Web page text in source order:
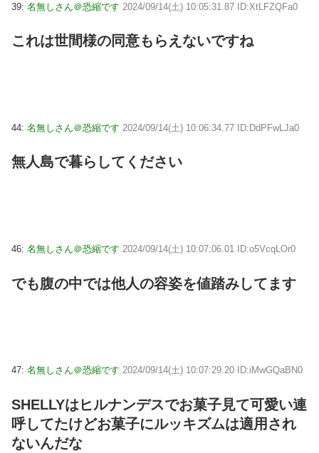
39: 名無しさん＠恐縮です 2024/09/14(土) 10:05:31.87 ID:XtLFZQFa0
これは世間様の同意もらえないですね
44: 名無しさん＠恐縮です 2024/09/14(土) 10:06:34.77 ID:DdPFwLJa0
無人島で暮らしてください
46: 名無しさん＠恐縮です 2024/09/14(土) 10:07:06.01 ID:o5VcqLOr0
でも腹の中では他人の容姿を値踏みしてます
47: 名無しさん＠恐縮です 2024/09/14(土) 10:07:29.20 ID:iMwGQaBN0
SHELLYはヒルナンデスでお菓子見て可愛い連
呼してたけどお菓子にルッキズムは適用され
ないんだな